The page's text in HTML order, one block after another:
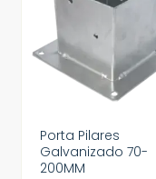
Porta Pilares
Galvanizado 70-
200MM